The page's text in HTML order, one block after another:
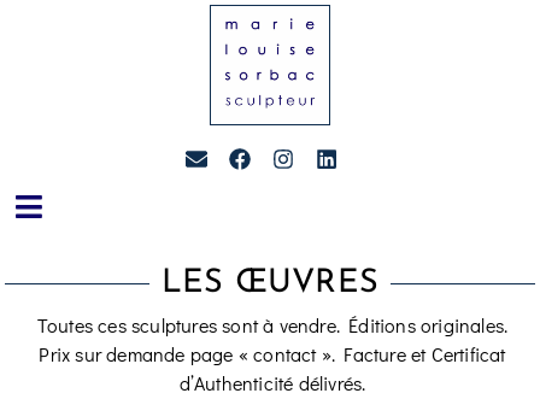
LES ŒUVRES
Toutes ces sculptures sont à vendre. Éditions originales.
Prix sur demande page « contact ». Facture et Certificat
d’Authenticité délivrés.